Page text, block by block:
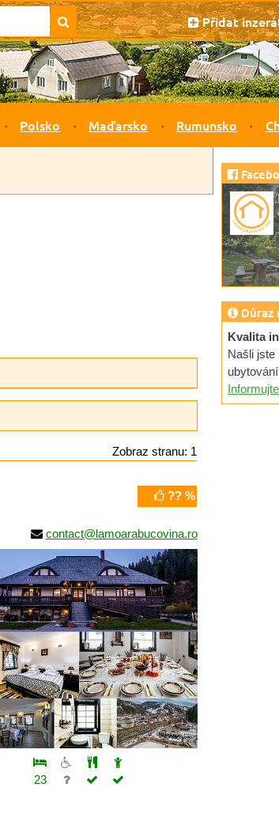
Přidat
Polsko Maďarsko Rumunsko
Zobraz stranu: 1
?? %
contact@lamoarabucovina.ro
23
Důraz
Kvalita
Našli jste